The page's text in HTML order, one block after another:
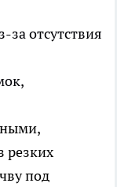
за отсутствия
резких
под